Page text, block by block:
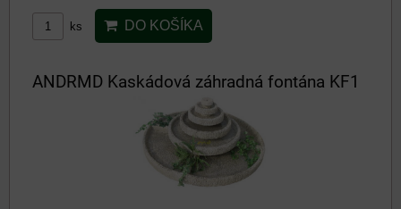
ks DO KOŠÍKA
ANDRMD Kaskádová záhradná fontána KF1